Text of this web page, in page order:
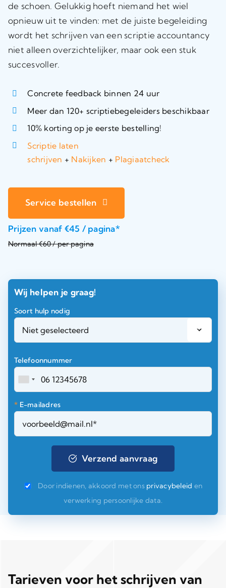
de schoen. Gelukkig hoeft niemand het wiel
opnieuw uit te vinden: met de juiste begeleiding
wordt het schrijven van een scriptie accountancy
niet alleen overzichtelijker, maar ook een stuk
succesvoller.
Concrete feedback binnen 24 uur
Meer dan 120+ scriptiebegeleiders beschikbaar
10% korting op je eerste bestelling!
Scriptie laten
schrijven + Nakijken + Plagiaatcheck
Service bestellen
Prijzen vanaf €45 / pagina*
Normaal €60 / per pagina
Wij helpen je graag!
Soort hulp nodig
Telefoonnummer
* E-mailadres
Door indienen, akkoord met ons privacybeleid en
verwerking persoonlijke data.
Tarieven voor het schrijven van